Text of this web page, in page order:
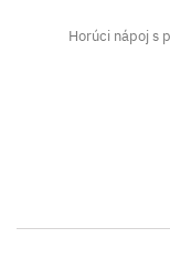
Horúci nápoj s